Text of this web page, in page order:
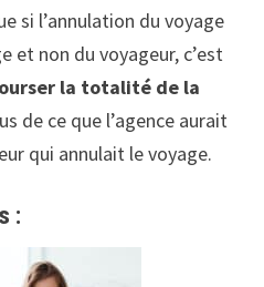
si l’annulation du voyage
et non du voyageur, c’est
la totalité de la
de ce que l’agence aurait
qui annulait le voyage.
: